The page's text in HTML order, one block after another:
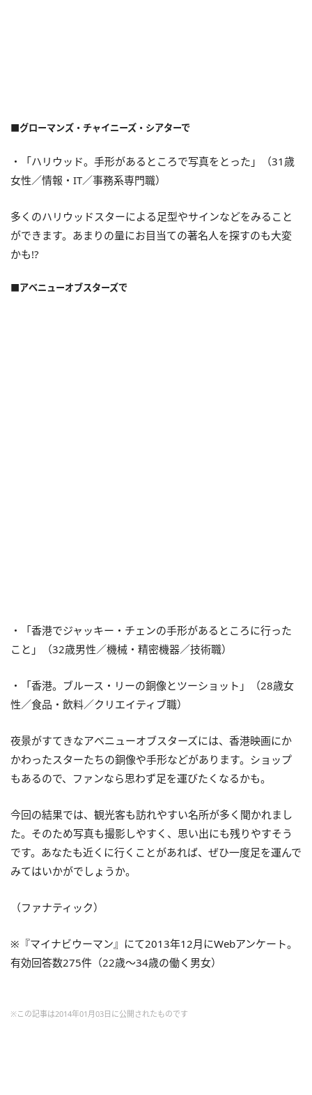
■グローマンズ・チャイニーズ・シアターで
・「ハリウッド。手形があるところで写真をとった」（31歳
女性／情報・IT／事務系専門職）
多くのハリウッドスターによる足型やサインなどをみること
ができます。あまりの量にお目当ての著名人を探すのも大変
かも!?
■アベニューオブスターズで
・「香港でジャッキー・チェンの手形があるところに行った
こと」（32歳男性／機械・精密機器／技術職）
・「香港。ブルース・リーの銅像とツーショット」（28歳女
性／食品・飲料／クリエイティブ職）
夜景がすてきなアベニューオブスターズには、香港映画にか
かわったスターたちの銅像や手形などがあります。ショップ
もあるので、ファンなら思わず足を運びたくなるかも。
今回の結果では、観光客も訪れやすい名所が多く聞かれまし
た。そのため写真も撮影しやすく、思い出にも残りやすそう
です。あなたも近くに行くことがあれば、ぜひ一度足を運んで
みてはいかがでしょうか。
（ファナティック）
※『マイナビウーマン』にて2013年12月にWebアンケート。
有効回答数275件（22歳～34歳の働く男女）
※この記事は2014年01月03日に公開されたものです